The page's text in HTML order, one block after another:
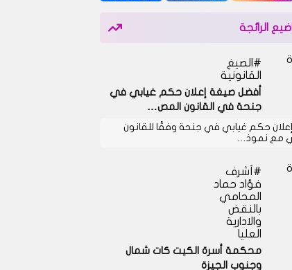
الرائجة
الصيغ
القانونية
أفضل صيغة إعلان حكم غيابي في
جنحة في القانون المص…
حكم غيابي في جنحة وفقًا للقانون
مع نموذ…
أشرف
فؤاد حماد
المحامي
بالنقض
والادارية
العليا
محكمة أسرة الكيت كات شمال
وجنوب الجيزة